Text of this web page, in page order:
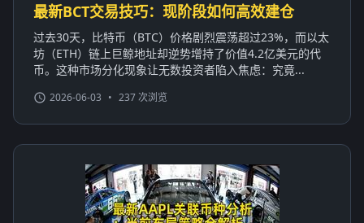
最新BCT交易技巧：现阶段如何高效建仓
过去30天，比特币（BTC）价格剧烈震荡超过23%，而以太
坊（ETH）链上巨鲸地址却逆势增持了价值4.2亿美元的代
币。这种市场分化现象让无数投资者陷入焦虑：究竟...
2026-06-03 • 237 次浏览